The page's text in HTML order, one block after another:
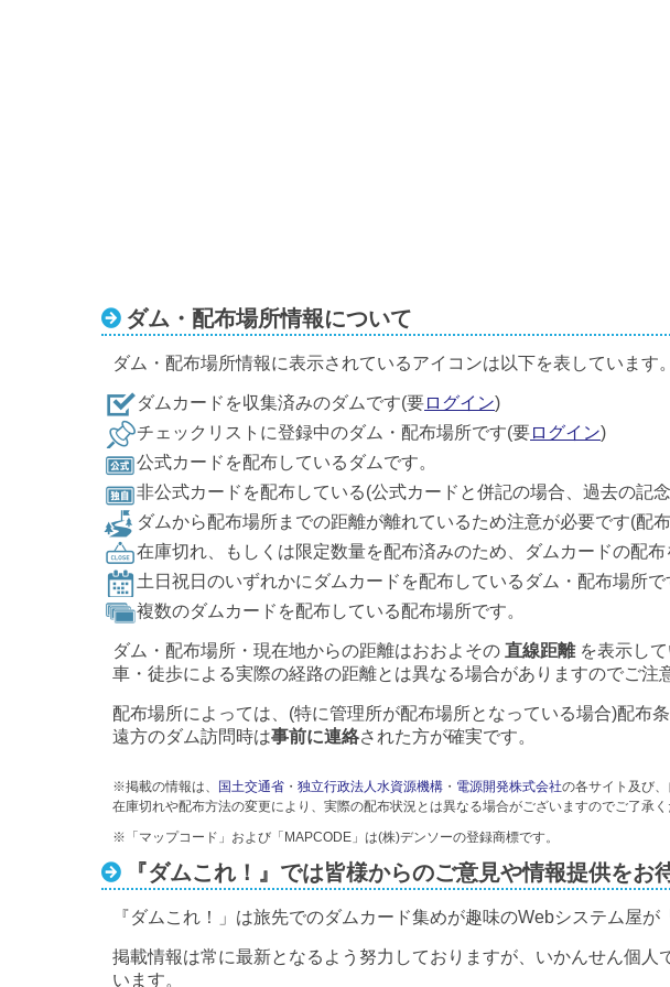
ダム・配布場所情報について
ダム・配布場所情報に表示されているアイコンは以下を表しています。
ダムカードを収集済みのダムです(要ログイン)
チェックリストに登録中のダム・配布場所です(要ログイン)
公式カードを配布しているダムです。
非公式カードを配布している(公式カードと併記の場合、過去の記
ダムから配布場所までの距離が離れているため注意が必要です(配
在庫切れ、もしくは限定数量を配布済みのため、ダムカードの配布
土日祝日のいずれかにダムカードを配布しているダム・配布場所で
複数のダムカードを配布している配布場所です。
ダム・配布場所・現在地からの距離はおおよその 直線距離を表示して
車・徒歩による実際の経路の距離とは異なる場合がありますのでご注
配布場所によっては、(特に管理所が配布場所となっている場合)配布
遠方のダム訪問時は事前に連絡された方が確実です。
※掲載の情報は、 国土交通省 ・ 独立行政法人水資源機構 ・ 電源開発株式会社の各サイト及び
在庫切れや配布方法の変更により、実際の配布状況とは異なる場合がございますのでご了承く
※「マップコード」および「MAPCODE」は(株)デンソーの登録商標です。
『ダムこれ！』では皆様からのご意見や情報提供をお
『ダムこれ！」は旅先でのダムカード集めが趣味のWebシステム屋
掲載情報は常に最新となるよう努力しておりますが、いかんせん個
います。